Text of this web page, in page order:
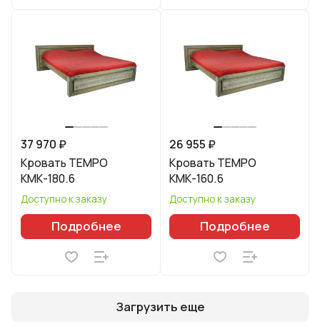
37 970 ₽
Кровать TEMPO
КМК-180.6
Доступно к заказу
Подробнее
26 955 ₽
Кровать TEMPO
КМК-160.6
Доступно к заказу
Подробнее
Загрузить еще